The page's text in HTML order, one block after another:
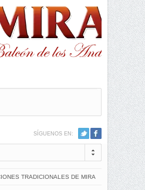
SÍGUENOS EN:
TRADICIONALES DE MIRA